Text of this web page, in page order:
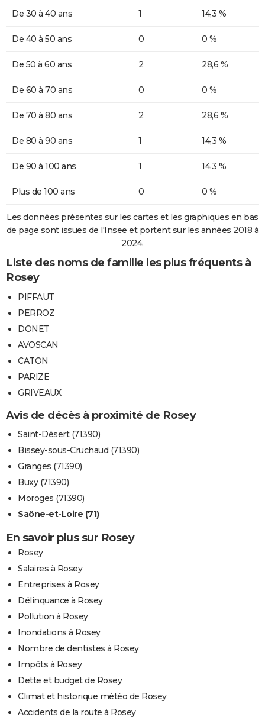
De 30 à 40 ans 1 14,3 %
De 40 à 50 ans 0 0 %
De 50 à 60 ans 2 28,6 %
De 60 à 70 ans 0 0 %
De 70 à 80 ans 2 28,6 %
De 80 à 90 ans 1 14,3 %
De 90 à 100 ans 1 14,3 %
Plus de 100 ans 0 0 %
Les données présentes sur les cartes et les graphiques en bas
de page sont issues de l'Insee et portent sur les années 2018 à
2024.
Liste des noms de famille les plus fréquents à
Rosey
PIFFAUT
PERROZ
DONET
AVOSCAN
CATON
PARIZE
GRIVEAUX
Avis de décès à proximité de Rosey
Saint-Désert (71390)
Bissey-sous-Cruchaud (71390)
Granges (71390)
Buxy (71390)
Moroges (71390)
Saône-et-Loire (71)
En savoir plus sur Rosey
Rosey
Salaires à Rosey
Entreprises à Rosey
Délinquance à Rosey
Pollution à Rosey
Inondations à Rosey
Nombre de dentistes à Rosey
Impôts à Rosey
Dette et budget de Rosey
Climat et historique météo de Rosey
Accidents de la route à Rosey